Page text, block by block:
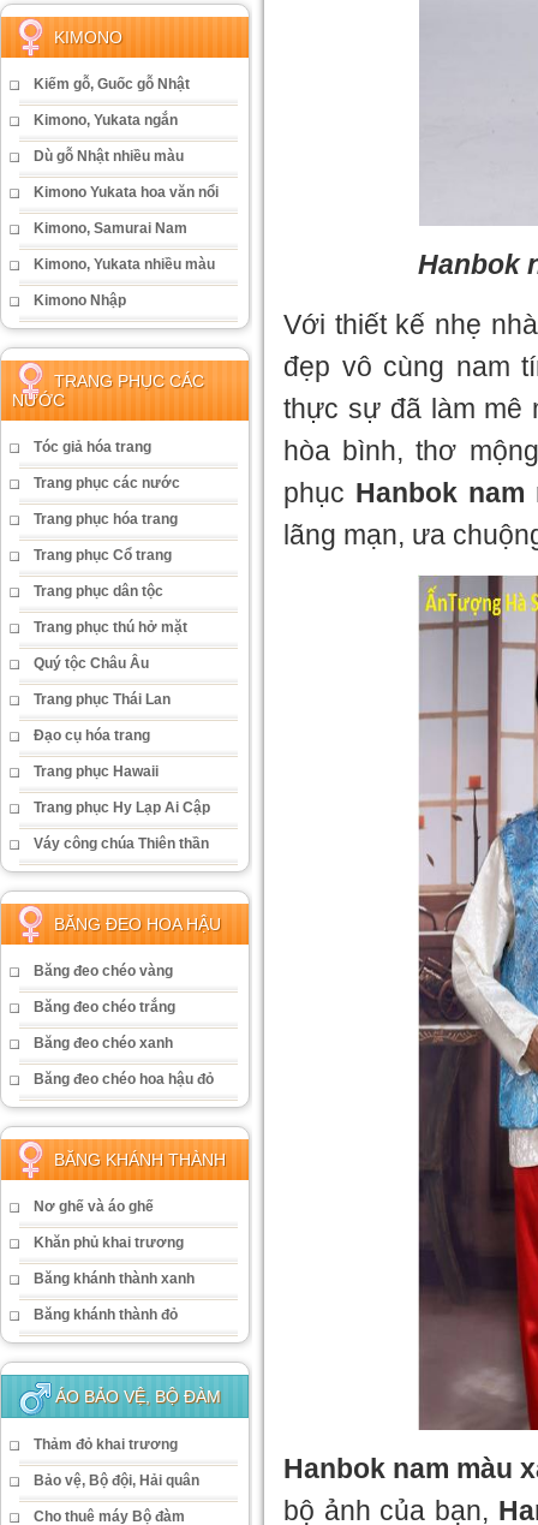
KIMONO
Kiếm gỗ, Guốc gỗ Nhật
Kimono, Yukata ngắn
Dù gỗ Nhật nhiều màu
Kimono Yukata hoa văn nổi
Kimono, Samurai Nam
Kimono, Yukata nhiều màu
Kimono Nhập
TRANG PHỤC CÁC
NƯỚC
Tóc giả hóa trang
Trang phục các nước
Trang phục hóa trang
Trang phục Cổ trang
Trang phục dân tộc
Trang phục thú hở mặt
Quý tộc Châu Âu
Trang phục Thái Lan
Đạo cụ hóa trang
Trang phục Hawaii
Trang phục Hy Lạp Ai Cập
Váy công chúa Thiên thần
BĂNG ĐEO HOA HẬU
Băng đeo chéo vàng
Băng đeo chéo trắng
Băng đeo chéo xanh
Băng đeo chéo hoa hậu đỏ
BĂNG KHÁNH THÀNH
Nơ ghế và áo ghế
Khăn phủ khai trương
Băng khánh thành xanh
Băng khánh thành đỏ
ÁO BẢO VỆ, BỘ ĐÀM
Thảm đỏ khai trương
Bảo vệ, Bộ đội, Hải quân
Cho thuê máy Bộ đàm
Hanbok
Với thiết kế nhẹ
đẹp vô cùng nam
thực sự đã làm mê
hòa bình, thơ
phục Hanbok
lãng mạn, ưa
Hanbok nam màu
bộ ảnh của bạn,